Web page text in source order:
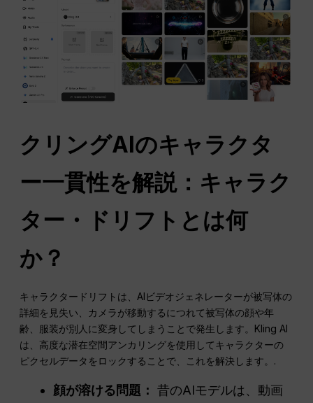
クリングAIのキャラクタ
ー一貫性を解説：キャラク
ター・ドリフトとは何
か？
キャラクタードリフトは、AIビデオジェネレーターが被写体の
詳細を見失い、カメラが移動するにつれて被写体の顔や年
齢、服装が別人に変身してしまうことで発生します。Kling AI
は、高度な潜在空間アンカリングを使用してキャラクターの
ピクセルデータをロックすることで、これを解決します。.
顔が溶ける問題： 昔のAIモデルは、動画